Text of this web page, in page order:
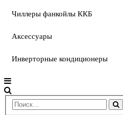
Чиллеры фанкойлы ККБ
Аксессуары
Инверторные кондиционеры